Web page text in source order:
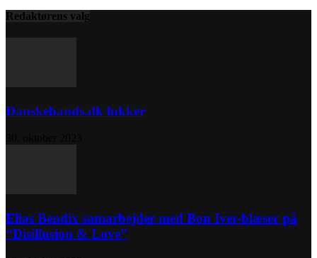
Redaktørens valg
Danskebands.dk lukker
Elias Bendix samarbejder med Bon Iver-blæser på
“Disillusion & Love”